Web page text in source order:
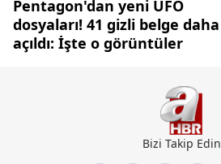
Pentagon'dan yeni UFO
dosyaları! 41 gizli belge daha
açıldı: İşte o görüntüler
Bizi Takip Edin